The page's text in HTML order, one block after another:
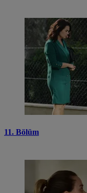
11. Bölüm